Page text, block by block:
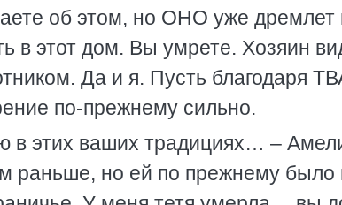
об этом, но ОНО уже дремлет
в этот дом. Вы умрете. Хозяин
Да и я. Пусть благодаря
по-прежнему сильно.
этих ваших традициях… –
раньше, но ей по прежнему было